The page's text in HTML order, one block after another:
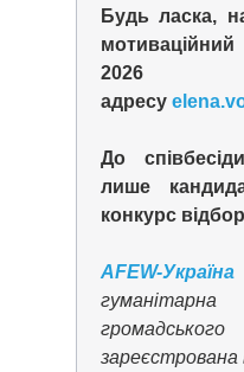
Будь ласка,
2026
адресу
До
лише
конкурс
AFEW-
зареєстрована